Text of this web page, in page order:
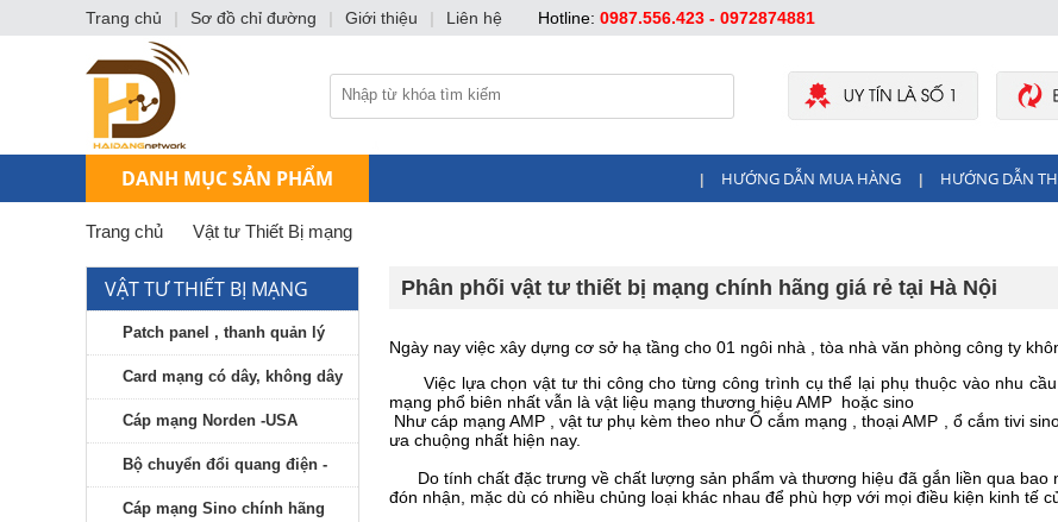
DANH MỤC SẢN PHẨM HƯỚNG DẪN MUA HÀNG HƯỚNG DẪN
Trang chủ Vật tư Thiết Bị mạng
VẬT TƯ THIẾT BỊ MẠNG
Patch panel , thanh quản lý
Card mạng có dây, không dây
Cáp mạng Norden -USA
Bộ chuyển đổi quang điện -
Comverter quang - modul
Cáp mạng Sino chính hãng
Phân phối vật tư thiết bị mạng chính hãng giá rẻ tại Hà Nội
Ngày nay việc xây dựng cơ sở hạ tầng cho 01 ngôi nhà , tòa nhà văn phòng công ty
Việc lựa chọn vật tư thi công cho từng công trình cụ thể lại phụ thuộc vào nhu
mạng phổ biên nhất vẫn là vật liệu mạng thương hiệu AMP hoặc sino
Như cáp mạng AMP , vật tư phụ kèm theo như Ổ cắm mạng , thoại AMP , ổ cắm tivi
ưa chuộng nhất hiện nay.
Do tính chất đặc trưng về chất lượng sản phẩm và thương hiệu đã gắn liền qua bao
đón nhận, mặc dù có nhiều chủng loại khác nhau để phù hợp với mọi điều kiện kinh tế
Trang chủ | Sơ đồ chỉ đường | Giới thiệu | Liên hệ Hotline: 0987.556.423 - 0972874881